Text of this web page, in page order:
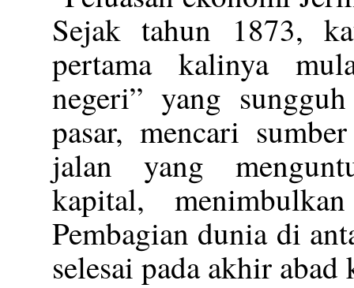
Sejak tahun 1873,
pertama kalinya
negeri” yang
pasar, mencari
jalan yang
kapital,
Pembagian dunia di
selesai pada akhir abad